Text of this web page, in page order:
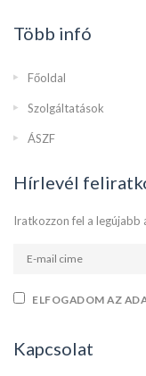
Több infó
Főoldal
Szolgáltatások
ÁSZF
Hírlevél
Iratkozzon fel a legújabb
ELFOGADOM AZ
Kapcsolat